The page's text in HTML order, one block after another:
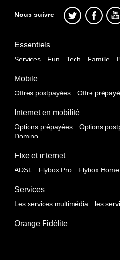
Nous suivre
Essentiels
Services Fun Tech Famille
Mobile
Offres postpayées Offre
Internet en mobilité
Options prépayées Options
Domino
FIxe et internet
ADSL Flybox Pro Flybox Home
Services
Les services multimédia les
Orange Fidélite